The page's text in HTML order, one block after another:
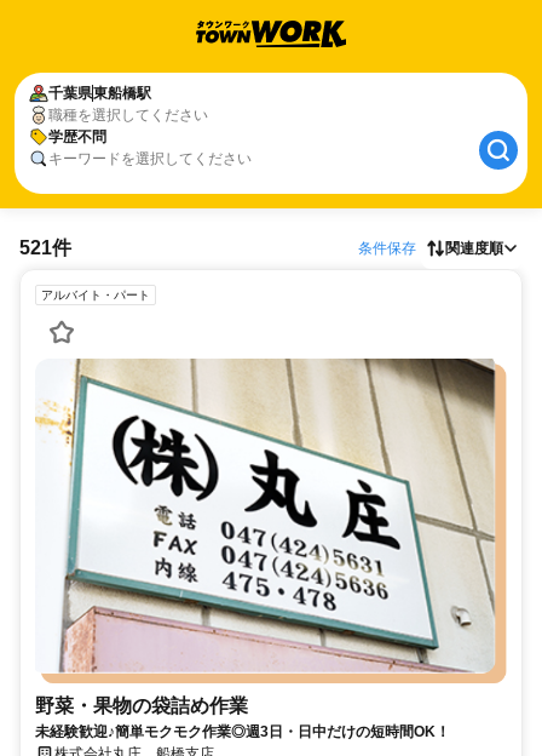
千葉県東船橋駅
職種を選択してください
学歴不問
キーワードを選択してください
521件 条件保存 関連度順
アルバイト・パート
野菜・果物の袋詰め作業
未経験歓迎♪簡単モクモク作業◎週3日・日中だけの短時間OK！